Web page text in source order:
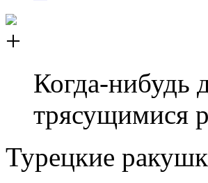
Когда-нибудь
трясущимися
Турецкие